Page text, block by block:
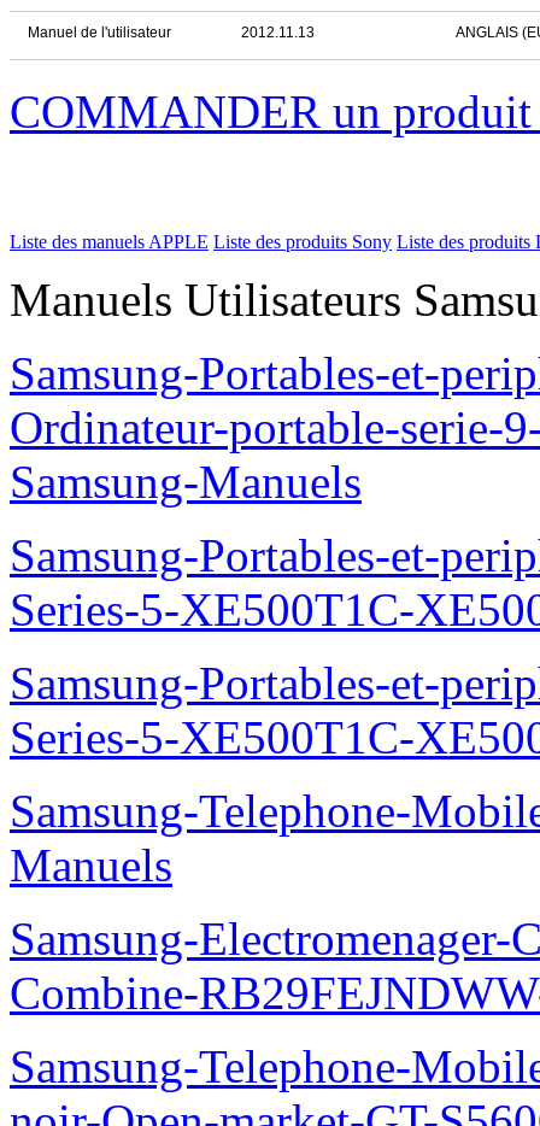
Manuel de l'utilisateur 2012.11.13 ANGLAIS
COMMANDER un
Liste des manuels APPLE Liste des produits Sony Liste des produits
Manuels Utilisateurs
Samsung-Portables-et-
Ordinateur-portable-serie-
Samsung-Manuels
Samsung-Portables-et-
Series-5-XE500T1C-
Samsung-Portables-et-
Series-5-XE500T1C-
Samsung-Telephone-
Manuels
Samsung-Electromenager-
Combine-
Samsung-Telephone-